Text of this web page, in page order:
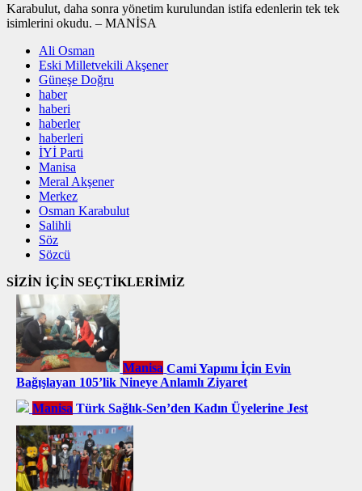
Karabulut, daha sonra yönetim kurulundan istifa edenlerin tek tek
isimlerini okudu. – MANİSA
Ali Osman
Eski Milletvekili Akşener
Güneşe Doğru
haber
haberi
haberler
haberleri
İYİ Parti
Manisa
Meral Akşener
Merkez
Osman Karabulut
Salihli
Söz
Sözcü
SİZİN İÇİN SEÇTİKLERİMİZ
Manisa Cami Yapımı İçin Evin
Bağışlayan 105’lik Nineye Anlamlı Ziyaret
Manisa Türk Sağlık-Sen’den Kadın Üyelerine Jest